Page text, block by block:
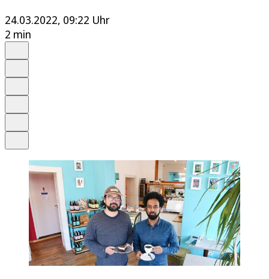
24.03.2022, 09:22 Uhr
2 min